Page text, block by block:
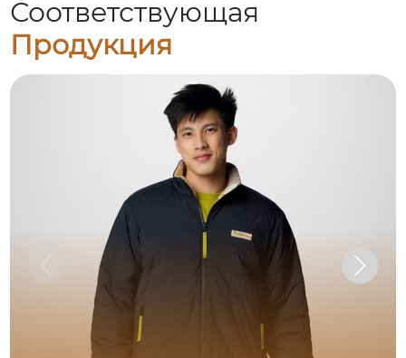
Соответствующая
Продукция